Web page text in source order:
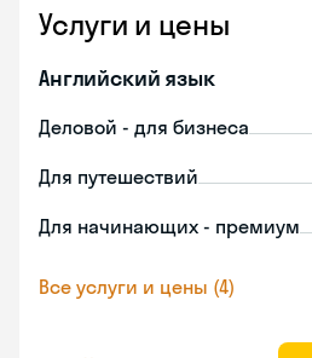
Услуги и цены
Английский язык
Деловой - для бизнеса
Для путешествий
Для начинающих - премиум
Все услуги и цены (4)